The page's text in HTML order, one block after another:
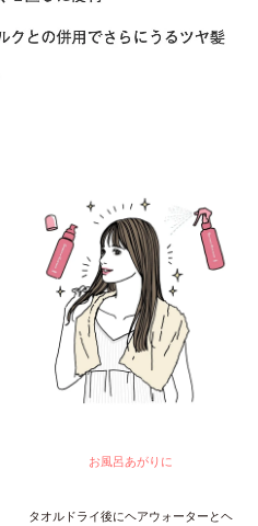
お風呂あがりに
タオルドライ後にヘアウォーターとヘ